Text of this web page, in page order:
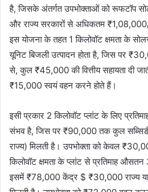
है, जिसके अंतर्गत उपभोक्ताओं को रूफटॉप
और राज्य सरकारों से अधिकतम
इस योजना के तहत 1 किलोवॉट क्षमता के
यूनिट बिजली उत्पादन होता है, जिस पर
से, कुल ₹45,000 की वित्तीय सहायता दी
₹15,000 स्वयं वहन करने होते हैं।
इसी प्रकार 2 किलोवॉट प्लांट के लिए
संभव है, जिस पर ₹90,000 तक कुल
राज्य) मिलती है। उपभोक्ता को केवल
किलोवॉट क्षमता के प्लांट से प्रतिमाह
इसमें ₹78,000 केंद्र $ ₹30,000 राज्य